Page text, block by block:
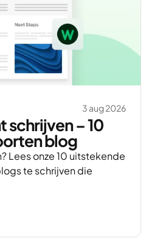
3 aug 2026
schrijven – 10
blog
Lees onze 10 uitstekende
te schrijven die